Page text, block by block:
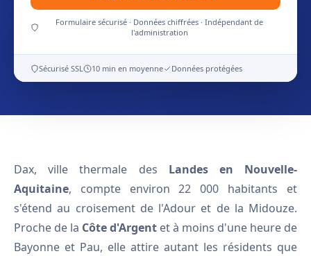
Formulaire sécurisé · Données chiffrées · Indépendant de
l'administration
Sécurisé SSL 10 min en moyenne Données protégées
Dax, ville thermale des Landes en Nouvelle-
Aquitaine, compte environ 22 000 habitants et
s'étend au croisement de l'Adour et de la Midouze.
Proche de la Côte d'Argent et à moins d'une heure de
Bayonne et Pau, elle attire autant les résidents que